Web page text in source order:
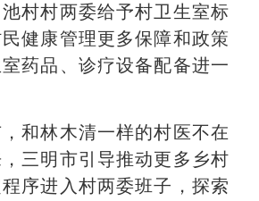
村村两委给予村卫生室标
健康管理更多保障和政策
药品、诊疗设备配备进一
林木清一样的村医不在
三明市引导推动更多乡村
序进入村两委班子，探索